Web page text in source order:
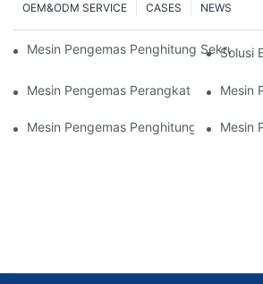
NEWS
CASES
OEM&ODM SERVICE
Mesin Pengemas Penghitung Sekrup
Solusi
Mesin Pengemas Perangkat KerasMesin
Mesin Pengemas Penghitung Sekrup:
Mesin